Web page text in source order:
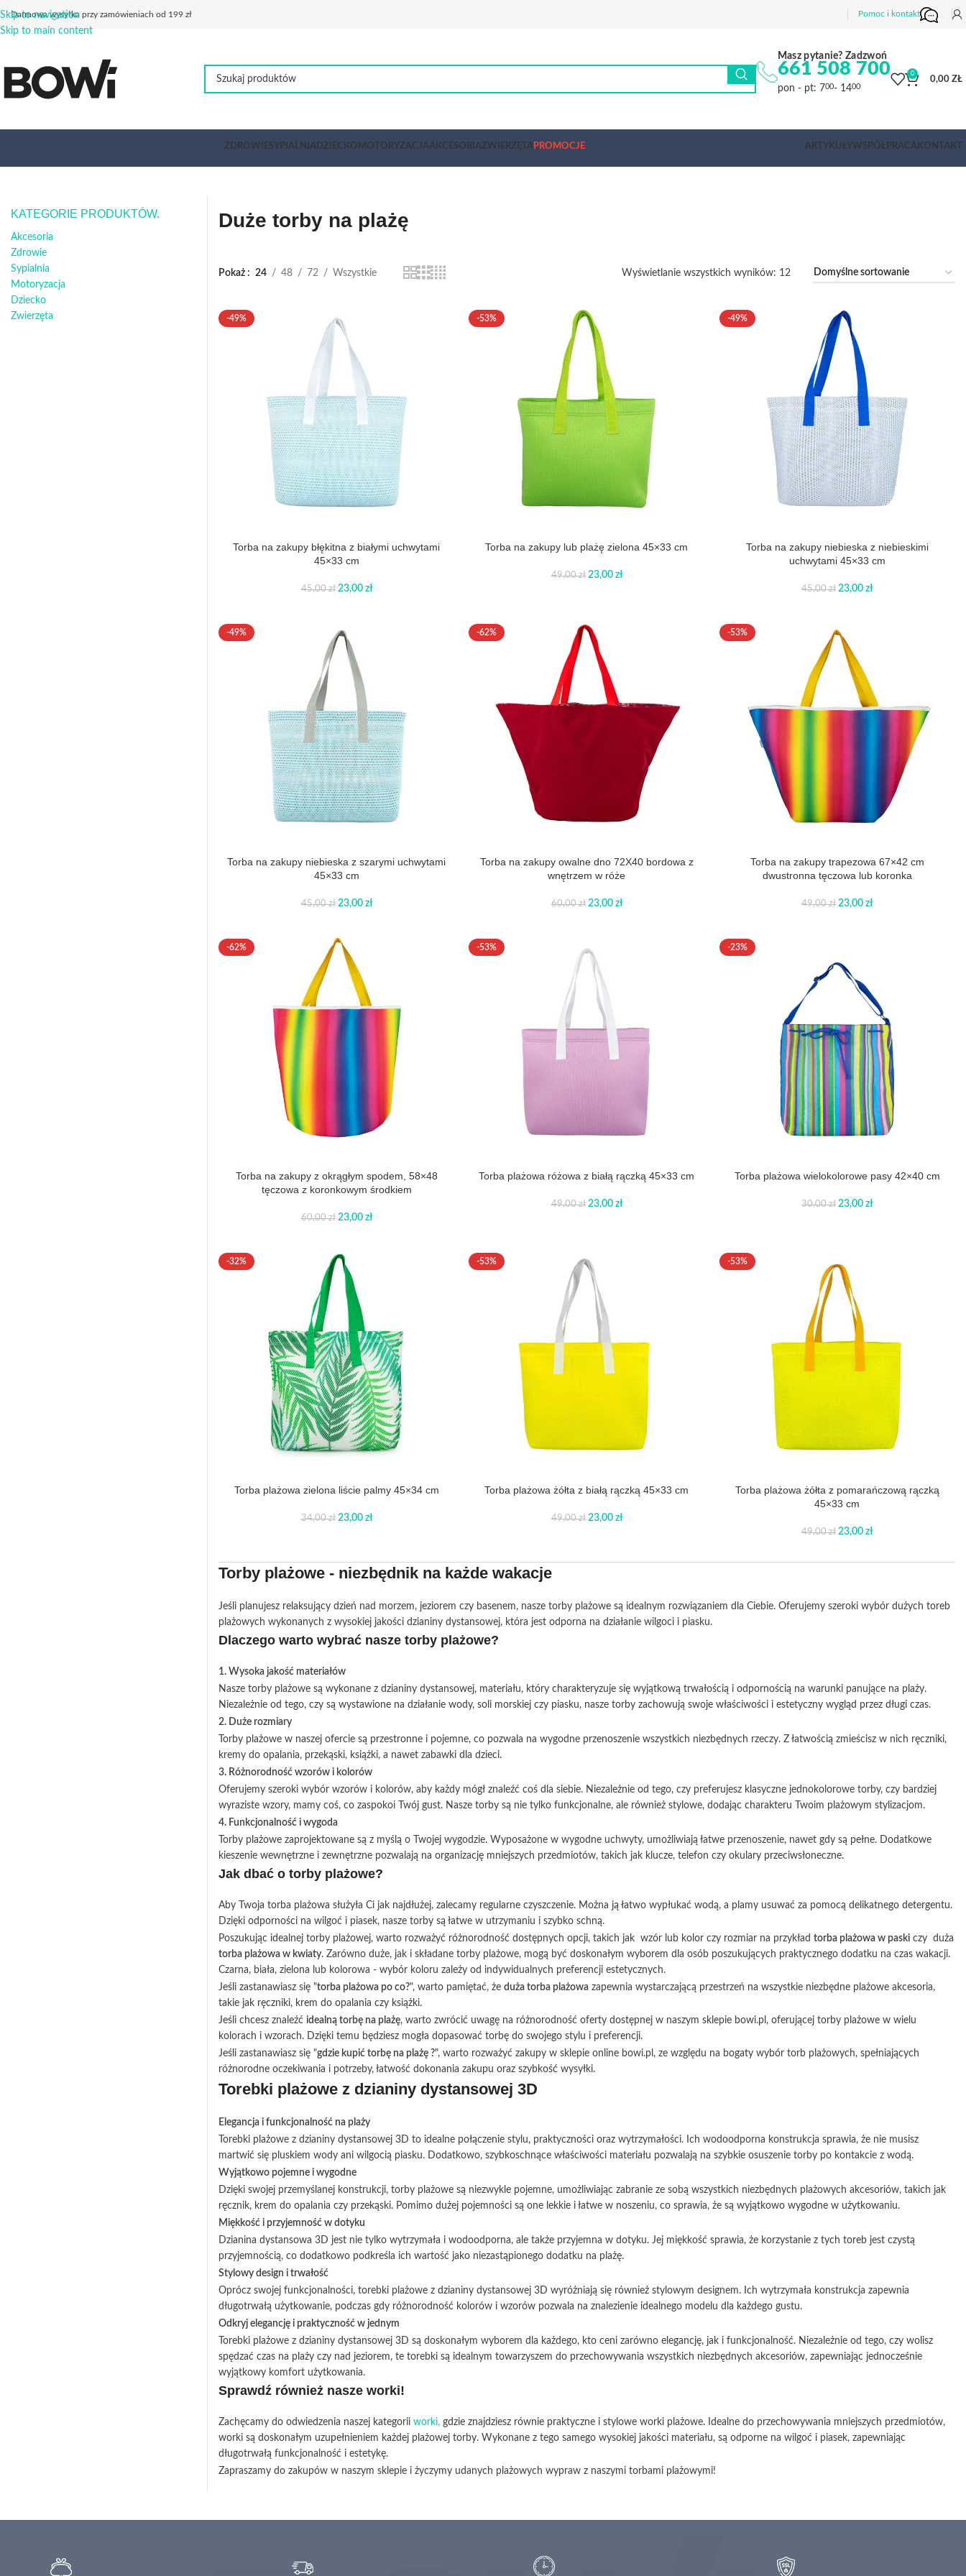
Skip to navigation
Skip to main content
Darmowa wysyłka przy zamówieniach od 199 zł Pomoc i kontakt
Masz pytanie? Zadzwoń
661 508 700
pon - pt: 700- 1400
0
0,00 ZŁ
ZDROWIESYPIALNIADZIECKO MOTORYZACJAAKCESORIAZWIERZĘTAPROMOCJE ARTYKUŁYWSPÓŁPRACA KONTAKT
KATEGORIE PRODUKTÓW.
Akcesoria
Zdrowie
Sypialnia
Motoryzacja
Dziecko
Zwierzęta
Duże torby na plażę
Pokaż 24 48 72 Wszystkie Wyświetlanie wszystkich wyników: 12
-49%
Torba na zakupy błękitna z białymi uchwytami
45×33 cm
45,00zł 23,00 zł
-53%
Torba na zakupy lub plażę zielona 45×33 cm
49,00zł 23,00 zł
-49%
Torba na zakupy niebieska z niebieskimi
uchwytami 45×33 cm
45,00zł 23,00zł
-49%
Torba na zakupy niebieska z szarymi uchwytami
45×33 cm
45,00zł 23,00 zł
-62%
Torba na zakupy owalne dno 72X40 bordowa z
wnętrzem w róże
60,00zł 23,00 zł
-53%
Torba na zakupy trapezowa 67×42 cm
dwustronna tęczowa lub koronka
49,00zł 23,00zł
-62%
Torba na zakupy z okrągłym spodem, 58×48
tęczowa z koronkowym środkiem
60,00zł 23,00 zł
-53%
Torba plażowa różowa z białą rączką 45×33 cm
49,00zł 23,00 zł
-23%
Torba plażowa wielokolorowe pasy 42×40 cm
30,00zł 23,00zł
-32%
Torba plażowa zielona liście palmy 45×34 cm
34,00zł 23,00 zł
-53%
Torba plażowa żółta z białą rączką 45×33 cm
49,00zł 23,00 zł
-53%
Torba plażowa żółta z pomarańczową rączką
45×33 cm
49,00zł 23,00zł
Torby plażowe - niezbędnik na każde wakacje
Jeśli planujesz relaksujący dzień nad morzem, jeziorem czy basenem, nasze torby plażowe są idealnym rozwiązaniem dla Ciebie. Oferujemy szeroki wybór dużych toreb
plażowych wykonanych z wysokiej jakości dzianiny dystansowej, która jest odporna na działanie wilgoci i piasku.
Dlaczego warto wybrać nasze torby plażowe?
1. Wysoka jakość materiałów
Nasze torby plażowe są wykonane z dzianiny dystansowej, materiału, który charakteryzuje się wyjątkową trwałością i odpornością na warunki panujące na plaży.
Niezależnie od tego, czy są wystawione na działanie wody, soli morskiej czy piasku, nasze torby zachowują swoje właściwości i estetyczny wygląd przez długi czas.
2. Duże rozmiary
Torby plażowe w naszej ofercie są przestronne i pojemne, co pozwala na wygodne przenoszenie wszystkich niezbędnych rzeczy. Z łatwością zmieścisz w nich ręczniki,
kremy do opalania, przekąski, książki, a nawet zabawki dla dzieci.
3. Różnorodność wzorów i kolorów
Oferujemy szeroki wybór wzorów i kolorów, aby każdy mógł znaleźć coś dla siebie. Niezależnie od tego, czy preferujesz klasyczne jednokolorowe torby, czy bardziej
wyraziste wzory, mamy coś, co zaspokoi Twój gust. Nasze torby są nie tylko funkcjonalne, ale również stylowe, dodając charakteru Twoim plażowym stylizacjom.
4. Funkcjonalność i wygoda
Torby plażowe zaprojektowane są z myślą o Twojej wygodzie. Wyposażone w wygodne uchwyty, umożliwiają łatwe przenoszenie, nawet gdy są pełne. Dodatkowe
kieszenie wewnętrzne i zewnętrzne pozwalają na organizację mniejszych przedmiotów, takich jak klucze, telefon czy okulary przeciwsłoneczne.
Jak dbać o torby plażowe?
Aby Twoja torba plażowa służyła Ci jak najdłużej, zalecamy regularne czyszczenie. Można ją łatwo wypłukać wodą, a plamy usuwać za pomocą delikatnego detergentu.
Dzięki odporności na wilgoć i piasek, nasze torby są łatwe w utrzymaniu i szybko schną.
Poszukując idealnej torby plażowej, warto rozważyć różnorodność dostępnych opcji, takich jak wzór lub kolor czy rozmiar na przykład torba plażowa w paskiczy duża
torba plażowa w kwiaty. Zarówno duże, jak i składane torby plażowe, mogą być doskonałym wyborem dla osób poszukujących praktycznego dodatku na czas wakacji.
Czarna, biała, zielona lub kolorowa - wybór koloru zależy od indywidualnych preferencji estetycznych.
Jeśli zastanawiasz się "torba plażowa po co?", warto pamiętać, że duża torba plażowazapewnia wystarczającą przestrzeń na wszystkie niezbędne plażowe akcesoria,
takie jak ręczniki, krem do opalania czy książki.
Jeśli chcesz znaleźć idealną torbę na plażę, warto zwrócić uwagę na różnorodność oferty dostępnej w naszym sklepie bowi.pl, oferującej torby plażowe w wielu
kolorach i wzorach. Dzięki temu będziesz mogła dopasować torbę do swojego stylu i preferencji.
Jeśli zastanawiasz się "gdzie kupić torbę na plażę ?", warto rozważyć zakupy w sklepie online bowi.pl, ze względu na bogaty wybór torb plażowych, spełniających
różnorodne oczekiwania i potrzeby, łatwość dokonania zakupu oraz szybkość wysyłki.
Torebki plażowe z dzianiny dystansowej 3D
Elegancja i funkcjonalność na plaży
Torebki plażowe z dzianiny dystansowej 3D to idealne połączenie stylu, praktyczności oraz wytrzymałości. Ich wodoodporna konstrukcja sprawia, że nie musisz
martwić się pluskiem wody ani wilgocią piasku. Dodatkowo, szybkoschnące właściwości materiału pozwalają na szybkie osuszenie torby po kontakcie z wodą.
Wyjątkowo pojemne i wygodne
Dzięki swojej przemyślanej konstrukcji, torby plażowe są niezwykle pojemne, umożliwiając zabranie ze sobą wszystkich niezbędnych plażowych akcesoriów, takich jak
ręcznik, krem do opalania czy przekąski. Pomimo dużej pojemności są one lekkie i łatwe w noszeniu, co sprawia, że są wyjątkowo wygodne w użytkowaniu.
Miękkość i przyjemność w dotyku
Dzianina dystansowa 3D jest nie tylko wytrzymała i wodoodporna, ale także przyjemna w dotyku. Jej miękkość sprawia, że korzystanie z tych toreb jest czystą
przyjemnością, co dodatkowo podkreśla ich wartość jako niezastąpionego dodatku na plażę.
Stylowy design i trwałość
Oprócz swojej funkcjonalności, torebki plażowe z dzianiny dystansowej 3D wyróżniają się również stylowym designem. Ich wytrzymała konstrukcja zapewnia
długotrwałą użytkowanie, podczas gdy różnorodność kolorów i wzorów pozwala na znalezienie idealnego modelu dla każdego gustu.
Odkryj elegancję i praktyczność w jednym
Torebki plażowe z dzianiny dystansowej 3D są doskonałym wyborem dla każdego, kto ceni zarówno elegancję, jak i funkcjonalność. Niezależnie od tego, czy wolisz
spędzać czas na plaży czy nad jeziorem, te torebki są idealnym towarzyszem do przechowywania wszystkich niezbędnych akcesoriów, zapewniając jednocześnie
wyjątkowy komfort użytkowania.
Sprawdź również nasze worki!
Zachęcamy do odwiedzenia naszej kategorii worki,gdzie znajdziesz równie praktyczne i stylowe worki plażowe. Idealne do przechowywania mniejszych przedmiotów,
worki są doskonałym uzupełnieniem każdej plażowej torby. Wykonane z tego samego wysokiej jakości materiału, są odporne na wilgoć i piasek, zapewniając
długotrwałą funkcjonalność i estetykę.
Zapraszamy do zakupów w naszym sklepie i życzymy udanych plażowych wypraw z naszymi torbami plażowymi!